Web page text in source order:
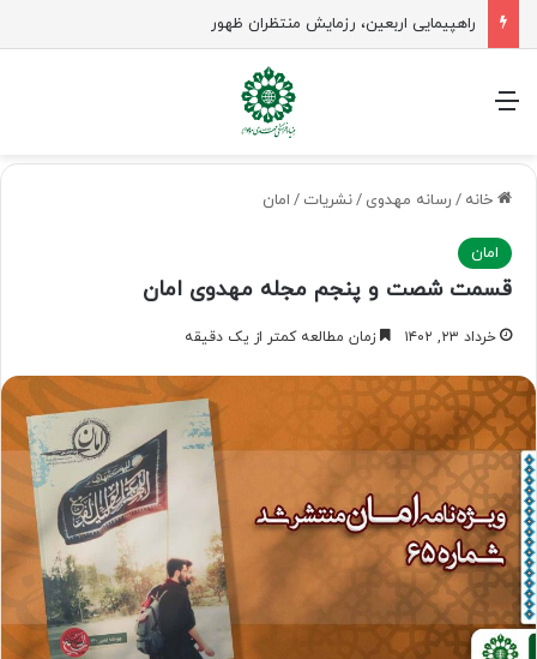
منو
خانه / رسانه مهدوی /نشریات / امان
امان
قسمت شصت و پنجم مجله مهدوی امان
خرداد ۲۳, ۱۴۰۲ زمان مطالعه کمتر از یک دقیقه